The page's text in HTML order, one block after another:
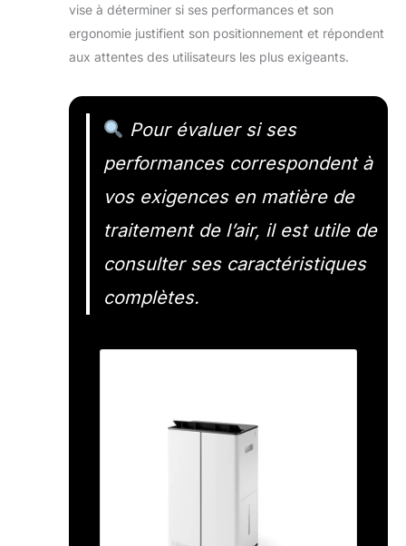
vise à déterminer si ses performances et son
ergonomie justifient son positionnement et répondent
aux attentes des utilisateurs les plus exigeants.
Pour évaluer si ses
performances correspondent à
vos exigences en matière de
traitement de l’air, il est utile de
consulter ses caractéristiques
complètes.